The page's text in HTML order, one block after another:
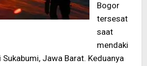
Bogor
tersesat
saat
mendaki
Sukabumi, Jawa Barat. Keduanya